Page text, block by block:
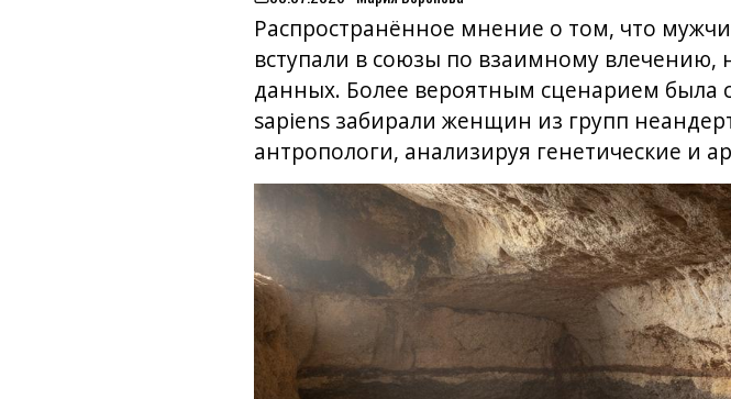
on
Распространённое мнение о том, что
вступали в союзы по взаимному влечению,
данных. Более вероятным сценарием была
sapiens забирали женщин из групп
антропологи, анализируя генетические и